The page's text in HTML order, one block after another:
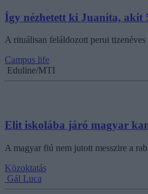
Így nézhetett ki Juanita, akit
A rituálisan feláldozott perui
Campus life
Eduline/MTI
Elit iskolába járó magyar
A magyar fiú nem jutott messzire a
Közoktatás
Gál Luca